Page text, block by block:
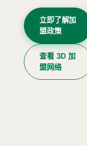
立即了解加
盟政策
查看 3D 加
盟网络